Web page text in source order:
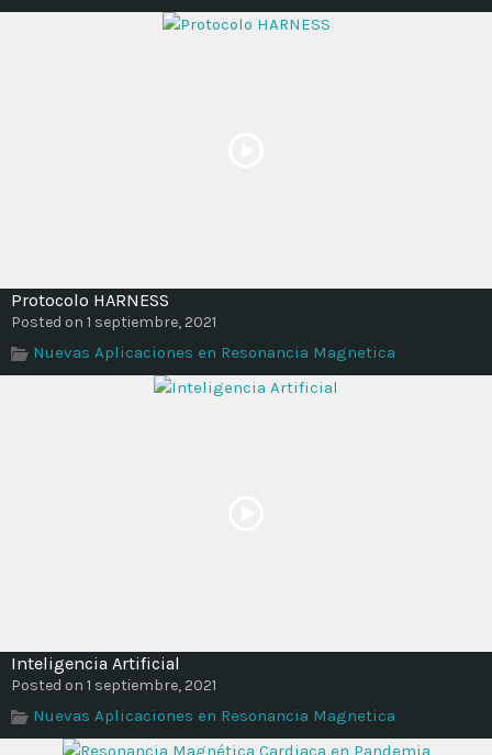
Protocolo HARNESS
Posted on 1 septiembre, 2021
Nuevas Aplicaciones en Resonancia Magnetica
Inteligencia Artificial
Posted on 1 septiembre, 2021
Nuevas Aplicaciones en Resonancia Magnetica